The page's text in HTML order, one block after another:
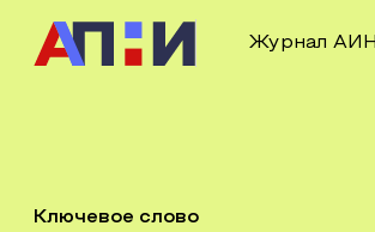
Журнал АИ
Ключевое слово